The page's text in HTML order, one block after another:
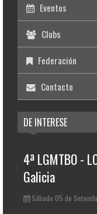
Eventos
Clubs
Federación
Contacto
DE INTERESE
4ª LGMTBO -
Galicia
Sábado 05 de